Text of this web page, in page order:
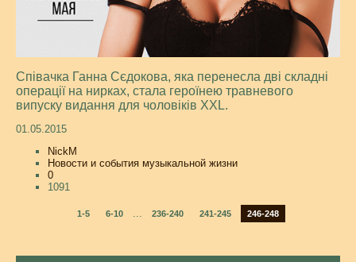
Співачка Ганна Сєдокова, яка перенесла дві складні
операції на нирках, стала героїнею травневого
випуску видання для чоловіків XXL.
01.05.2015
NickM
Новости и события музыкальной жизни
0
1091
1-5 6-10 ... 236-240 241-245 246-248